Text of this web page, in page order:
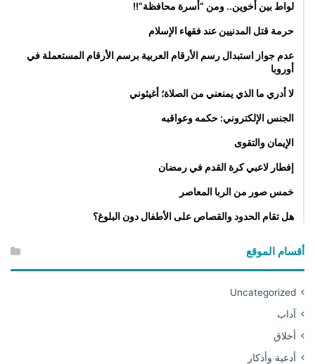
لواط بين أخوين.. ومن “أسرة محافظة”!!
حرمة قتل المدنيين عند فقهاء الإسلام
عدم جواز استبدال رسم الأرقام العربية برسم الأرقام المستعملة في
أوروبا
لا أدري ما الذي يمنعني من الصلاة؛ أغيثوني
الجنس الإلكتروني: حكمه وعواقبه
الإيمان والتقوى
إفطار لاعبي كرة القدم في رمضان
خمس صور من الربا المعاصر
هل تقام الحدود والقصاص على الأطفال دون البلوغ؟
أقسام الموقع
Uncategorized
آداب
أخلاق
أدعية وأذكار